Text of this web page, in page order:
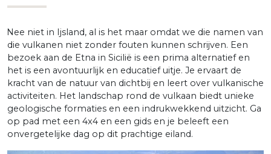
Nee niet in Ijsland, al is het maar omdat we die namen van
die vulkanen niet zonder fouten kunnen schrijven. Een
bezoek aan de Etna in Sicilië is een prima alternatief en
het is een avontuurlijk en educatief uitje. Je ervaart de
kracht van de natuur van dichtbij en leert over vulkanische
activiteiten. Het landschap rond de vulkaan biedt unieke
geologische formaties en een indrukwekkend uitzicht. Ga
op pad met een 4x4 en een gids en je beleeft een
onvergetelijke dag op dit prachtige eiland.